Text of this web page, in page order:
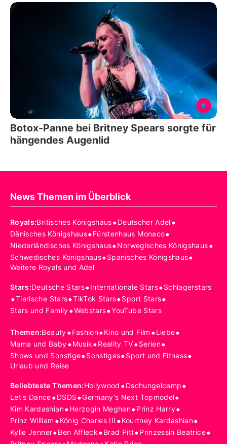
Botox-Panne bei Britney Spears sorgte für
hängendes Augenlid
News Themen im Überblick
Royals:Britisches Königshaus•Deutscher Adel•
Dänisches Königshaus•Fürstenhaus Monaco•
Niederländisches Königshaus•Norwegisches Königshaus•
Schwedisches Königshaus•Spanisches Königshaus•
Weitere Royals und Adel
Stars:Deutsche Stars•Internationale Stars•Schlagerstars
•Tierische Stars•TikTok Stars•Sport Stars•
Stars und Family•Webstars•YouTube Stars
Themen:Beauty•Fashion•Kino und Film •Liebe•
Mama und Baby•Musik•Reality TV•Serien•
Shows und Sonstige•Sonstiges•Sport und Fitness•
Urlaub und Reise
Beliebteste Themen:Hollywood •Dschungelcamp•
Let's Dance•DSDS•Germany's Next Topmodel•
Kim Kardashian•Herzogin Meghan•Prinz Harry•
Prinz William •König Charles III •Kourtney Kardashian•
Kylie Jenner•Ben Affleck•Brad Pitt•Prinzessin Beatrice•